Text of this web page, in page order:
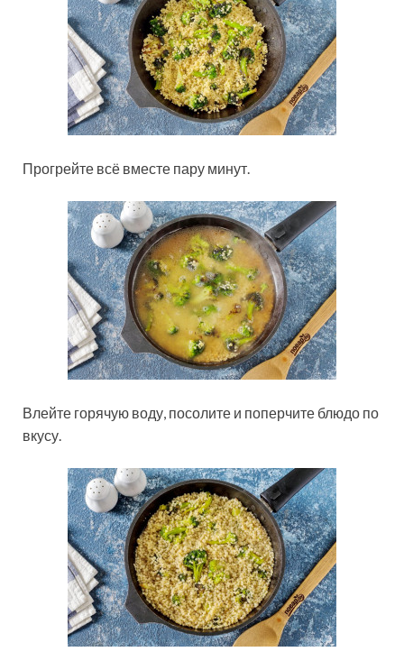
Прогрейте всё вместе пару минут.
Влейте горячую воду, посолите и поперчите блюдо по
вкусу.